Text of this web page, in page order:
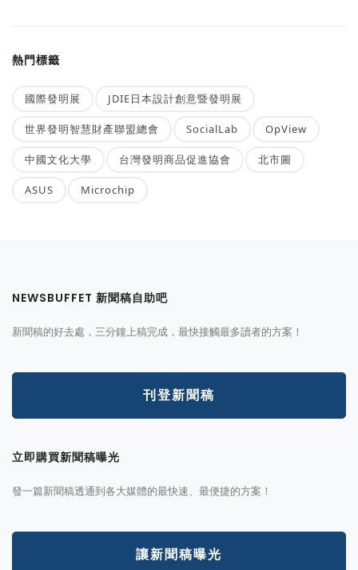
熱門標籤
國際發明展 JDIE日本設計創意暨發明展
世界發明智慧財產聯盟總會 SocialLab OpView
中國文化大學 台灣發明商品促進協會 北市圖
ASUS Microchip
NEWSBUFFET 新聞稿自助吧
新聞稿的好去處，三分鐘上稿完成，最快接觸最多讀者的方案！
刊登新聞稿
立即購買新聞稿曝光
發一篇新聞稿透通到各大媒體的最快速、最便捷的方案！
讓新聞稿曝光